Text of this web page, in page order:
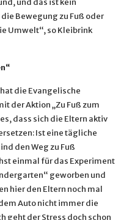
und das ist kein
Bewegung zu Fuß oder
Umwelt“, so Kleibrink
die Evangelische
der Aktion „Zu Fuß zum
dass sich die Eltern aktiv
Ist eine tägliche
den Weg zu Fuß
einmal für das Experiment
geworben und
hier den Eltern noch mal
Auto nicht immer die
geht der Stress doch schon